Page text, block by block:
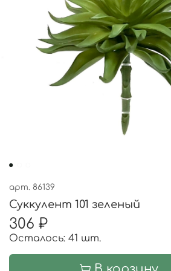
арт. 86139
Суккулент 101 зеленый
306 ₽
Осталось: 41 шт.